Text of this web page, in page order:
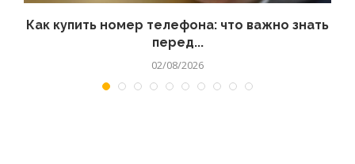
Как купить номер телефона: что важно знать
перед...
02/08/2026